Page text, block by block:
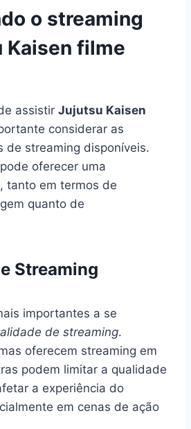
o streaming
Kaisen filme
assistir Jujutsu Kaisen
considerar as
de streaming disponíveis.
oferecer uma
tanto em termos de
quanto de
Streaming
importantes a se
de streaming.
oferecem streaming em
podem limitar a qualidade
a experiência do
em cenas de ação